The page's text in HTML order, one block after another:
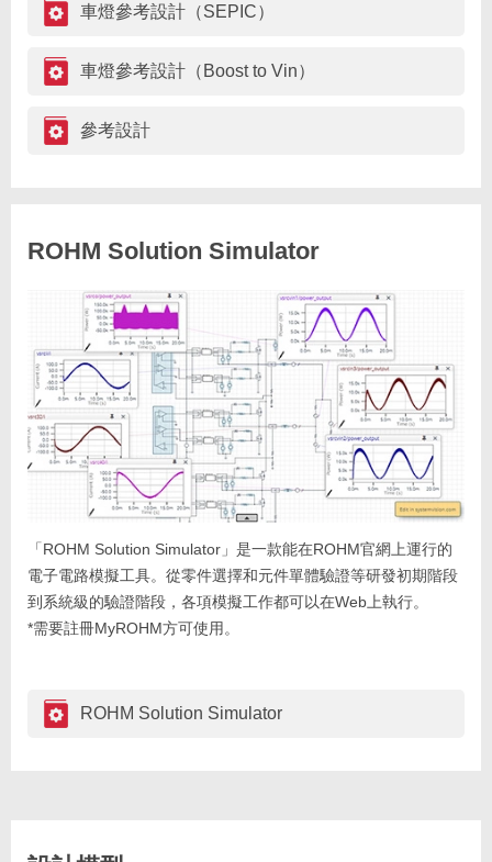
車燈參考設計（SEPIC）
車燈參考設計（Boost to Vin）
參考設計
ROHM Solution Simulator
「ROHM Solution Simulator」是一款能在ROHM官網上運行的
電子電路模擬工具。從零件選擇和元件單體驗證等研發初期階段
到系統級的驗證階段，各項模擬工作都可以在Web上執行。
*需要註冊MyROHM方可使用。
ROHM Solution Simulator